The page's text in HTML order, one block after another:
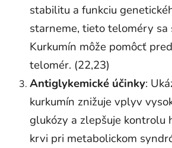
stabilitu a funkciu
starneme, tieto teloméry sa
Kurkumín môže pomôcť
telomér. (22,23)
Antiglykemické účinky:
kurkumín znižuje vplyv
glukózy a zlepšuje kontrolu
krvi pri metabolickom